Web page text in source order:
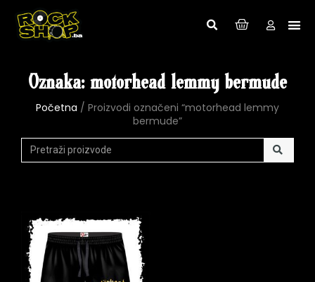
Oznaka: motorhead lemmy bermude
Početna / Proizvodi označeni “motorhead lemmy
bermude”